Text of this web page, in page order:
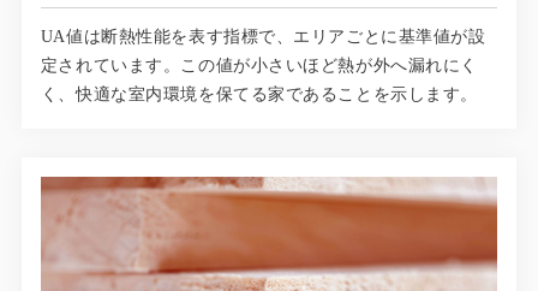
UA値は断熱性能を表す指標で、エリアごとに基準値が設
定されています。この値が小さいほど熱が外へ漏れにく
く、快適な室内環境を保てる家であることを示します。